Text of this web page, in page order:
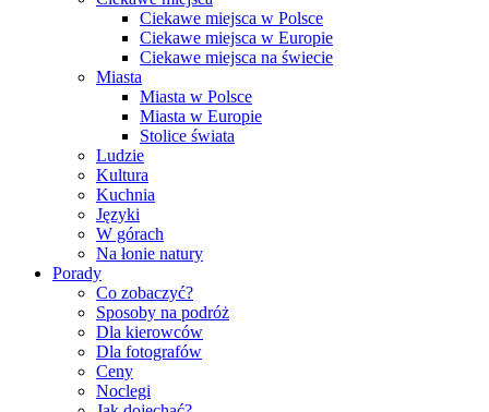
Ciekawe miejsca w Polsce
Ciekawe miejsca w Europie
Ciekawe miejsca na świecie
Miasta
Miasta w Polsce
Miasta w Europie
Stolice świata
Ludzie
Kultura
Kuchnia
Języki
W górach
Na łonie natury
Porady
Co zobaczyć?
Sposoby na podróż
Dla kierowców
Dla fotografów
Ceny
Noclegi